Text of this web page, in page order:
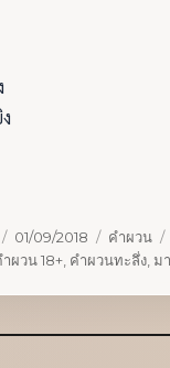
เขียน
เมื่อ
01/09/2018
หมวด
หมู่
คำผวน
ผวน 18+ คำผวนทะลึ่ง ,ม